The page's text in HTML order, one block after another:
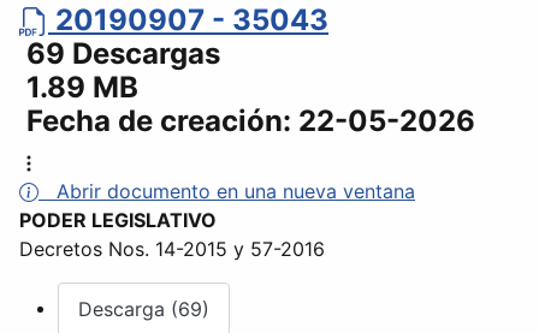
20190907 - 35043
69 Descargas
1.89 MB
Fecha de creación: 22-05-2026
Abrir documento en una nueva ventana
PODER LEGISLATIVO
Decretos Nos. 14-2015 y 57-2016
Descarga (69)